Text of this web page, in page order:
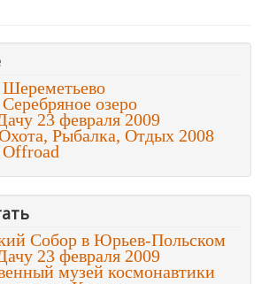
озеро
23 февраля 2009
Рыбалка, Отдых 2008
Собор в Юрьев-Польском
23 февраля 2009
музей космонавтики